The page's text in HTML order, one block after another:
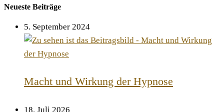
Neueste Beiträge
5. September 2024
Macht und Wirkung der Hypnose
18. Juli 2026